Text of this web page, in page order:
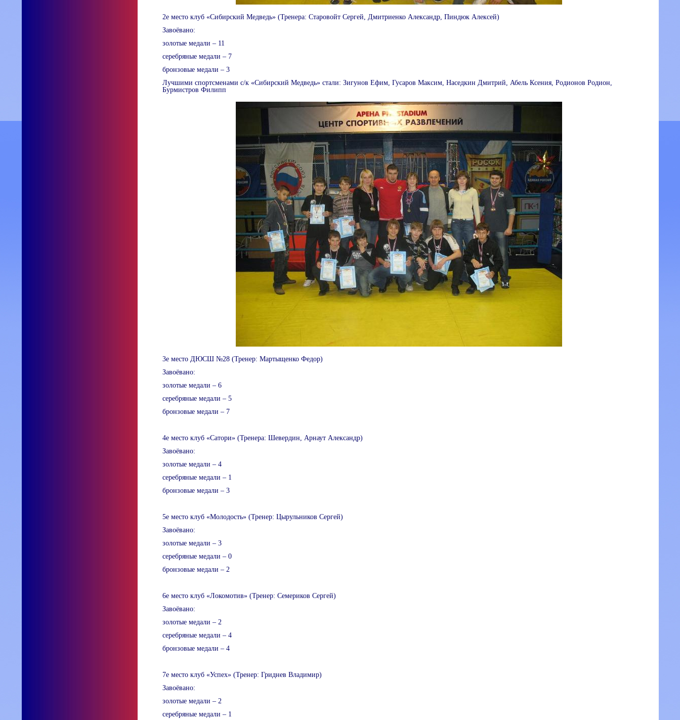
2е место клуб «Сибирский Медведь» (Тренера: Старовойт Сергей, Дмитриенко Александр, Пиндюк Алексей)
Завоёвано:
золотые медали – 11
серебряные медали – 7
бронзовые медали – 3
Лучшими спортсменами с/к «Сибирский Медведь» стали: Зигунов Ефим, Гусаров Максим, Наседкин Дмитрий, Абель Ксения, Родионов Родион,
Бурмистров Филипп
3е место ДЮСШ №28 (Тренер: Мартыщенко Федор)
Завоёвано:
золотые медали – 6
серебряные медали – 5
бронзовые медали – 7
4е место клуб «Сатори» (Тренера: Шевердин, Арнаут Александр)
Завоёвано:
золотые медали – 4
серебряные медали – 1
бронзовые медали – 3
5е место клуб «Молодость» (Тренер: Цырульников Сергей)
Завоёвано:
золотые медали – 3
серебряные медали – 0
бронзовые медали – 2
6е место клуб «Локомотив» (Тренер: Семериков Сергей)
Завоёвано:
золотые медали – 2
серебряные медали – 4
бронзовые медали – 4
7е место клуб «Успех» (Тренер: Гриднев Владимир)
Завоёвано:
золотые медали – 2
серебряные медали – 1